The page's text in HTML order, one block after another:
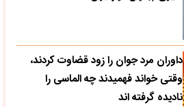
داوران مرد جوان را زود قضاوت کردند،
وقتی خواند فهمیدند چه الماسی را
نادیده گرفته اند